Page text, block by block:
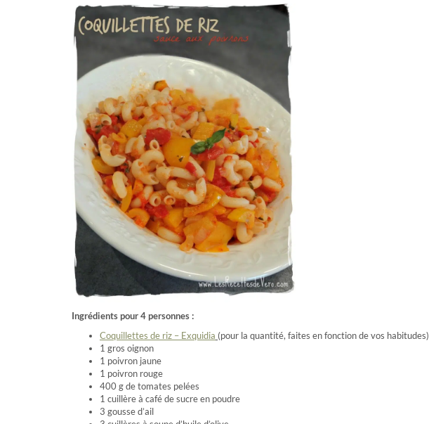
Ingrédients pour 4 personnes :
Coquillettes de riz – Exquidia (pour la quantité, faites en fonction de vos habitudes)
1 gros oignon
1 poivron jaune
1 poivron rouge
400 g de tomates pelées
1 cuillère à café de sucre en poudre
3 gousse d’ail